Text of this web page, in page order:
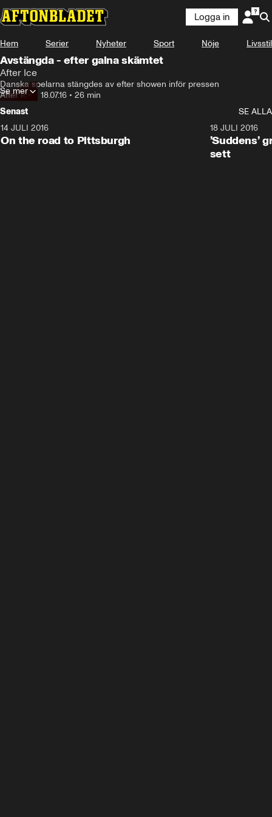
Logga in
Hem Serier Nyheter Sport Nöje Livsstil
Avstängda - efter galna skämtet
After Ice
Danska spelarna stängdes av efter showen inför pressen
After Ice• 18.07.16 • 26 min
Se mer
Senast
SE ALLA
14 JULI 2016
On the road to Pittsburgh
18 JULI 2016
’Suddens’
sett